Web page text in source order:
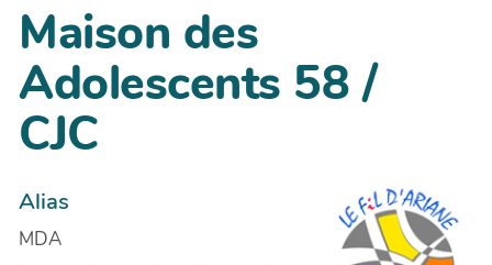
Maison des
Adolescents 58 /
CJC
Alias
MDA